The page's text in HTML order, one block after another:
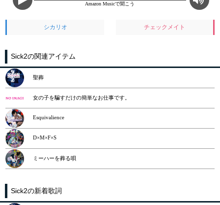
Amazon Musicで聞こう
シカリオ チェックメイト
Sick2の関連アイテム
聖葬
女の子を騙すだけの簡単なお仕事です。
Esquivalience
D×M×F×S
ミーハーを葬る唄
Sick2の新着歌詞